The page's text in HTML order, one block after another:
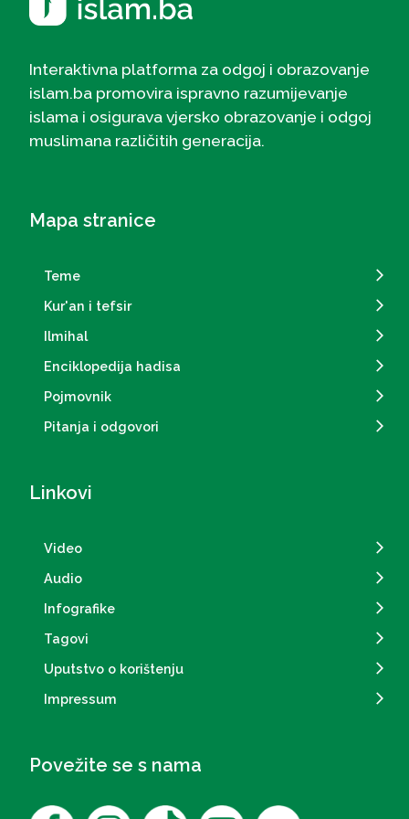
Interaktivna platforma za odgoj i obrazovanje
islam.ba promovira ispravno razumijevanje
islama i osigurava vjersko obrazovanje i odgoj
muslimana različitih generacija.
Mapa stranice
Teme
Kur'an i tefsir
Ilmihal
Enciklopedija hadisa
Pojmovnik
Pitanja i odgovori
Linkovi
Video
Audio
Infografike
Tagovi
Uputstvo o korištenju
Impressum
Povežite se s nama